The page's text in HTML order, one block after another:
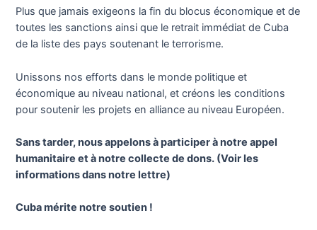
Plus que jamais exigeons la fin du blocus économique et de
toutes les sanctions ainsi que le retrait immédiat de Cuba
de la liste des pays soutenant le terrorisme.
Unissons nos efforts dans le monde politique et
économique au niveau national, et créons les conditions
pour soutenir les projets en alliance au niveau Européen.
Sans tarder, nous appelons à participer à notre appel
humanitaire et à notre collecte de dons. (Voir les
informations dans notre lettre)
Cuba mérite notre soutien !